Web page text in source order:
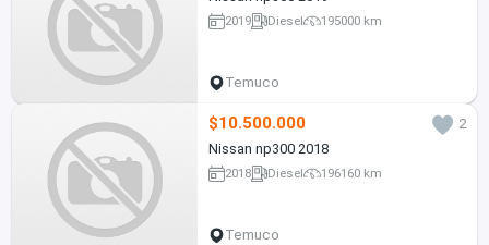
2019 Diesel 195000 km
Temuco
$10.500.000
2
Nissan np300 2018
2018 Diesel 196160 km
Temuco